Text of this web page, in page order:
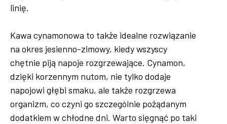
linię.
Kawa cynamonowa to także idealne rozwiązanie
na okres jesienno-zimowy, kiedy wszyscy
chętnie piją napoje rozgrzewające. Cynamon,
dzięki korzennym nutom, nie tylko dodaje
napojowi głębi smaku, ale także rozgrzewa
organizm, co czyni go szczególnie pożądanym
dodatkiem w chłodne dni. Warto sięgnąć po taki